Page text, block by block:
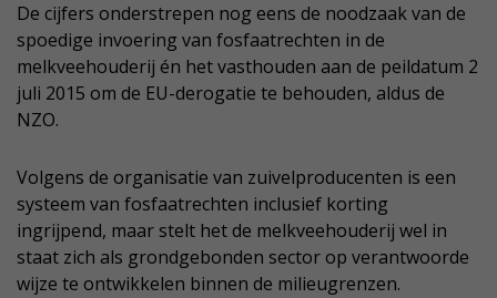
De cijfers onderstrepen nog eens de noodzaak van de
spoedige invoering van fosfaatrechten in de
melkveehouderij én het vasthouden aan de peildatum 2
juli 2015 om de EU-derogatie te behouden, aldus de
NZO.
Volgens de organisatie van zuivelproducenten is een
systeem van fosfaatrechten inclusief korting
ingrijpend, maar stelt het de melkveehouderij wel in
staat zich als grondgebonden sector op verantwoorde
wijze te ontwikkelen binnen de milieugrenzen.